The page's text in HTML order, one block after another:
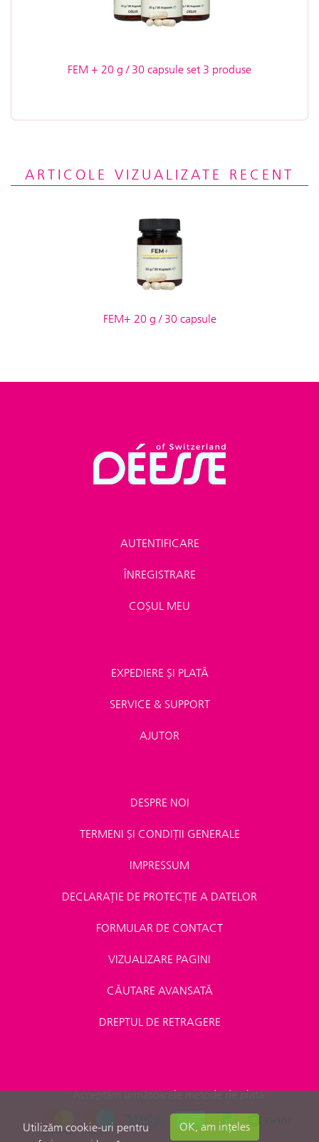
FEM + 20 g / 30 capsule set 3 produse
ARTICOLE VIZUALIZATE RECENT
FEM+ 20 g / 30 capsule
AUTENTIFICARE
ÎNREGISTRARE
COȘUL MEU
EXPEDIERE ȘI PLATĂ
SERVICE & SUPPORT
AJUTOR
DESPRE NOI
TERMENI ȘI CONDIȚII GENERALE
IMPRESSUM
DECLARAȚIE DE PROTECȚIE A DATELOR
FORMULAR DE CONTACT
VIZUALIZARE PAGINI
CĂUTARE AVANSATĂ
DREPTUL DE RETRAGERE
Acceptăm următoarele metode de plată
Utilizăm cookie-uri pentru
OK, am ințeles